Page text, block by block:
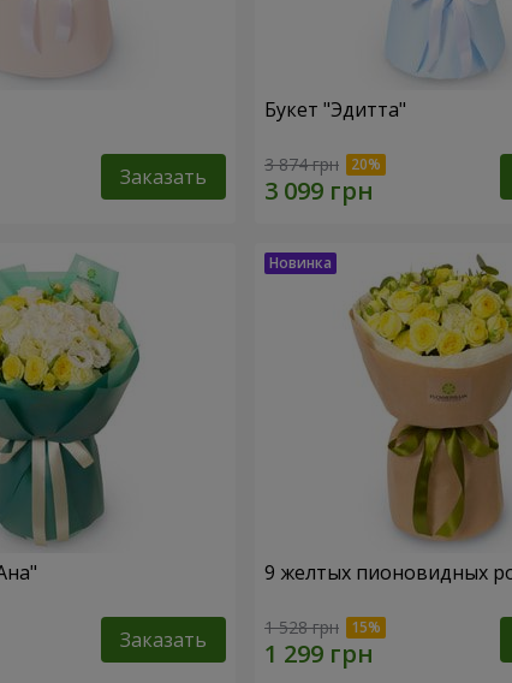
Заказать
Букет "Эдитта"
3 874 грн
Заказать
9 желтых пионовидных
1 528 грн